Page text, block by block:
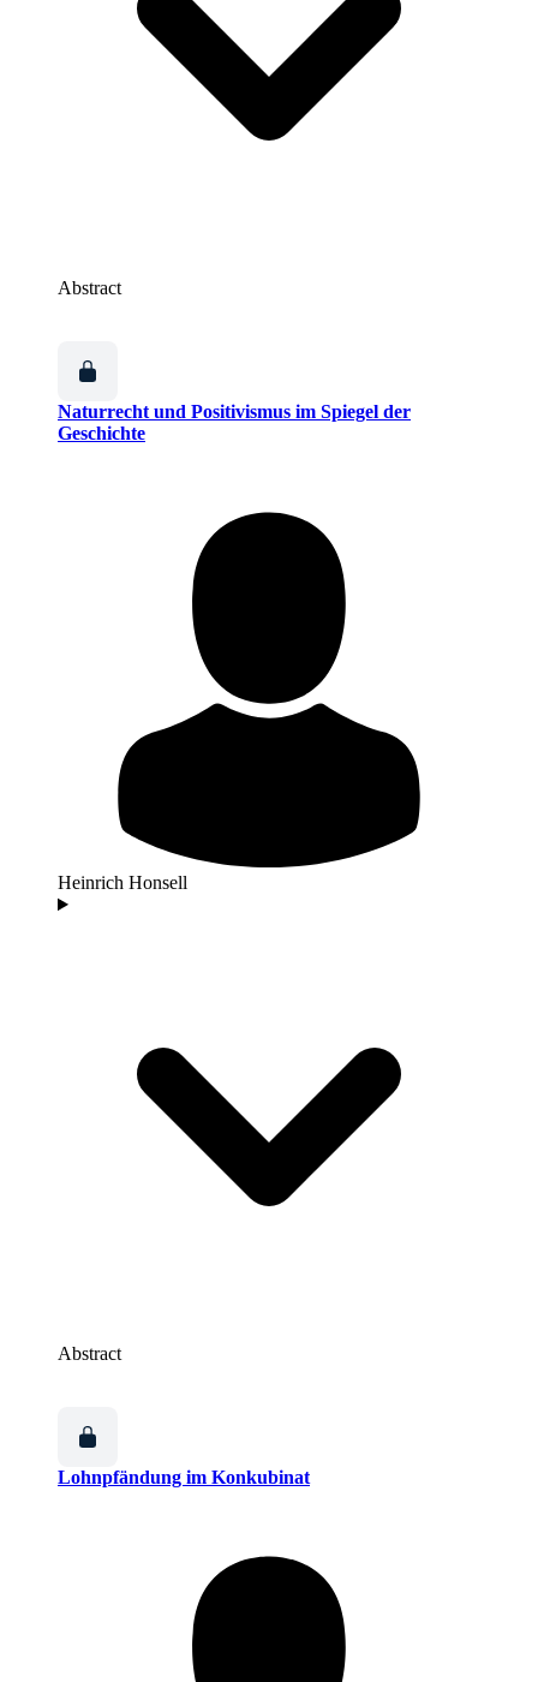
Abstract
Naturrecht und Positivismus im Spiegel der
Geschichte
Heinrich Honsell
Abstract
Lohnpfändung im Konkubinat